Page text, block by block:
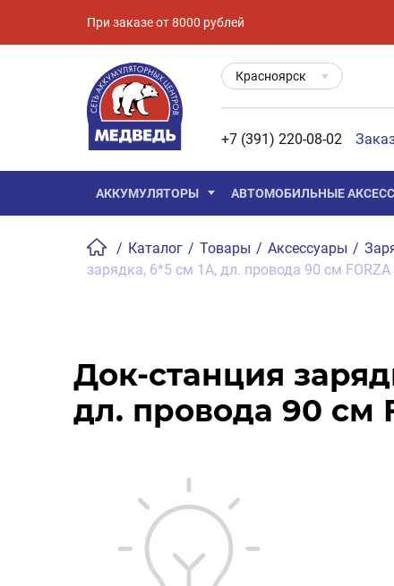
При заказе от 8000 рублей
Красноярск
+7 (391) 220-08-02
АККУМУЛЯТОРЫ АВТОМОБИЛЬНЫЕ
/ Каталог / Товары / Аксессуары /
зарядка, 6*5 см 1А, дл. провода 90 см FORZA
Док-станция
дл. провода 90 см